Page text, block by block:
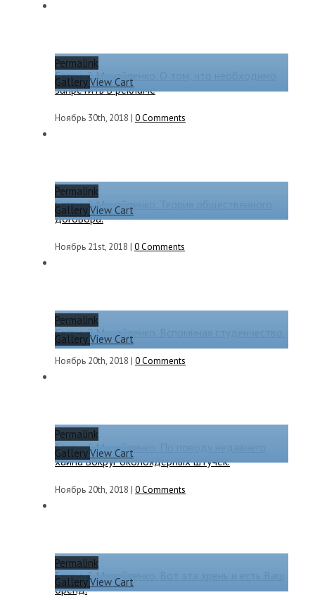
Permalink
GalleryView Cart
Евгений Михайленко. О том, что необходимо
запретить в рекламе
Ноябрь 30th, 2018 | 0 Comments
Permalink
GalleryView Cart
Евгений Михайленко. Теория общественного
договора.
Ноябрь 21st, 2018 | 0 Comments
Permalink
GalleryView Cart
Евгений Михайленко. Вспоминая студенчество.
Ноябрь 20th, 2018 | 0 Comments
Permalink
GalleryView Cart
Евгений Михайленко. По поводу недавнего
хайпа вокруг околоядерных штучек.
Ноябрь 20th, 2018 | 0 Comments
Permalink
GalleryView Cart
Евгений Михайленко. Вот эта хрень и есть Ваш
бренд.